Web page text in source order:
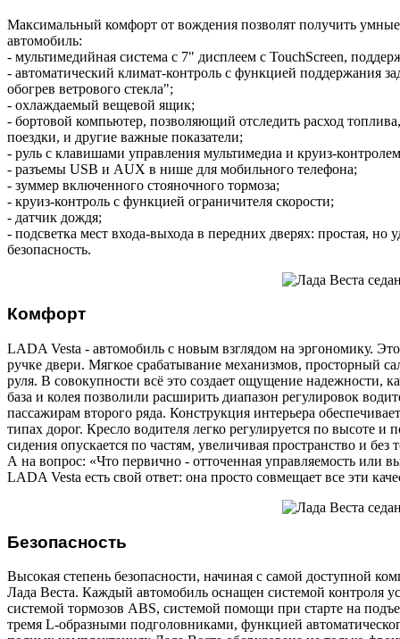
Максимальный комфорт от вождения позволят получить
автомобиль:
- мультимедийная система с 7" дисплеем с TouchScreen,
- автоматический климат-контроль с функцией поддержания
обогрев ветрового стекла";
- охлаждаемый вещевой ящик;
- бортовой компьютер, позволяющий отследить расход
поездки, и другие важные показатели;
- руль с клавишами управления мультимедиа и круиз-
- разъемы USB и AUX в нише для мобильного телефона;
- зуммер включенного стояночного тормоза;
- круиз-контроль с функцией ограничителя скорости;
- датчик дождя;
- подсветка мест входа-выхода в передних дверях: простая,
безопасность.
Комфорт
LADA Vesta - автомобиль с новым взглядом на эргономику.
ручке двери. Мягкое срабатывание механизмов, просторный
руля. В совокупности всё это создает ощущение надежности,
база и колея позволили расширить диапазон регулировок
пассажирам второго ряда. Конструкция интерьера
типах дорог. Кресло водителя легко регулируется по высоте
сидения опускается по частям, увеличивая пространство и без
А на вопрос: «Что первично - отточенная управляемость или
LADA Vesta есть свой ответ: она просто совмещает все эти
Безопасность
Высокая степень безопасности, начиная с самой доступной
Лада Веста. Каждый автомобиль оснащен системой контроля
системой тормозов ABS, системой помощи при старте на
тремя L-образными подголовниками, функцией